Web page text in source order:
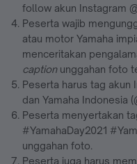
follow akun Instagram
Peserta wajib
atau motor Yamaha
menceritakan
captionunggahan foto
Peserta harus tag akun
dan Yamaha Indonesia
Peserta menyertakan
#YamahaDay2021
unggahan foto.
Peserta juga harus